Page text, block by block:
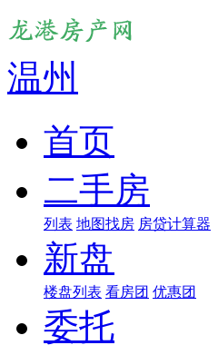
温州
首页
二手房
列表 地图找房 房贷计算器
新盘
楼盘列表 看房团 优惠团
委托